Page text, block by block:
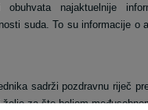
obuhvata najaktuelnije
suda. To su informacije o
sadrži pozdravnu riječ
za što boljom